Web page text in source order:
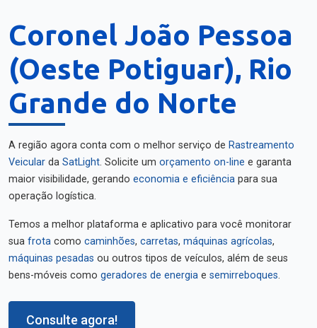
Coronel João Pessoa
(Oeste Potiguar), Rio
Grande do Norte
A região agora conta com o melhor serviço de Rastreamento
Veicular da SatLight. Solicite um orçamento on-line e garanta
maior visibilidade, gerando economia e eficiência para sua
operação logística.
Temos a melhor plataforma e aplicativo para você monitorar
sua frota como caminhões, carretas, máquinas agrícolas,
máquinas pesadas ou outros tipos de veículos, além de seus
bens-móveis como geradores de energia e semirreboques.
Consulte agora!